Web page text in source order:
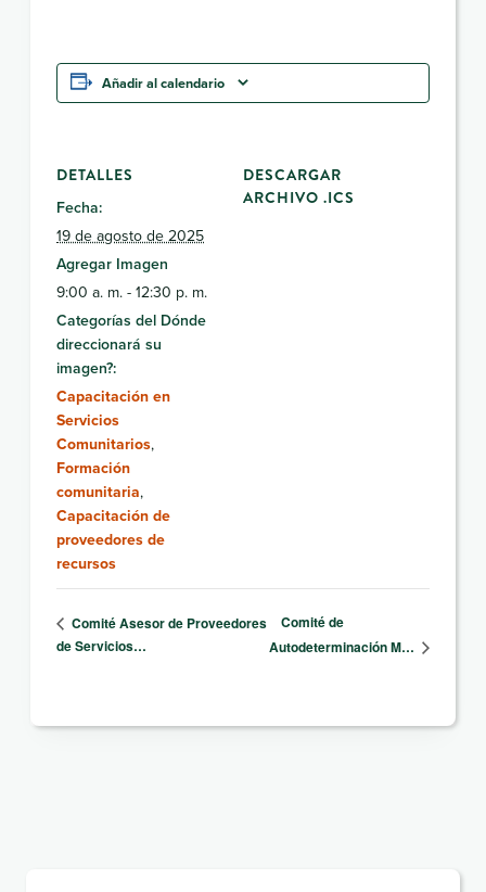
Añadir al calendario
DETALLES
Fecha:
19 de agosto de 2025
Agregar Imagen
9:00 a. m. - 12:30 p. m.
Categorías del Dónde
direccionará su
imagen?:
Capacitación en
Servicios
Comunitarios,
Formación
comunitaria,
Capacitación de
proveedores de
recursos
DESCARGAR
ARCHIVO .ICS
Comité Asesor de Proveedores
de Servicios…
Comité de
Autodeterminación M…